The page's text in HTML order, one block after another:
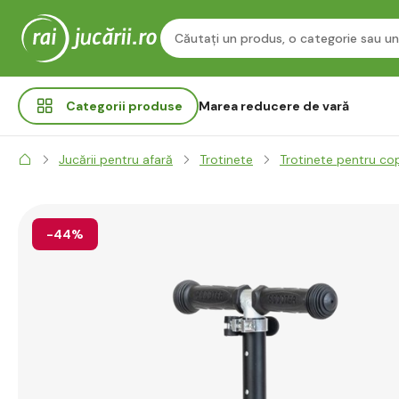
Categorii produse Marea reducere de vară
Jucării pentru afară Trotinete Trotinete pentru
-44%